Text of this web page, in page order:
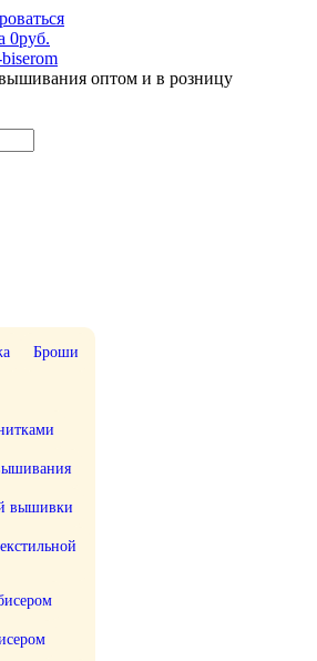
0руб.
оптом и в розницу
Броши
вышивки